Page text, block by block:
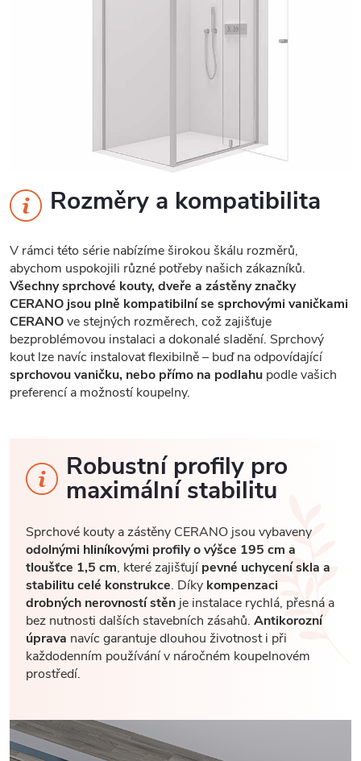
Rozměry a kompatibilita
V rámci této série nabízíme širokou škálu rozměrů,
abychom uspokojili různé potřeby našich zákazníků.
Všechny sprchové kouty, dveře a zástěny značky
CERANO jsou plně kompatibilní se sprchovými vaničkami
CERANOve stejných rozměrech, což zajišťuje
bezproblémovou instalaci a dokonalé sladění. Sprchový
kout lze navíc instalovat flexibilně – buď na odpovídající
sprchovou vaničku, nebo přímo na podlahu podle vašich
preferencí a možností koupelny.
Robustní profily pro
maximální stabilitu
Sprchové kouty a zástěny CERANO jsou vybaveny
odolnými hliníkovými profily o výšce 195 cm a
tloušťce 1,5 cm, které zajišťujípevné uchycení skla a
stabilitu celé konstrukce. Díky kompenzaci
drobných nerovností stěn je instalace rychlá, přesná a
bez nutnosti dalších stavebních zásahů. Antikorozní
úprava navíc garantuje dlouhou životnost i při
každodenním používání v náročném koupelnovém
prostředí.